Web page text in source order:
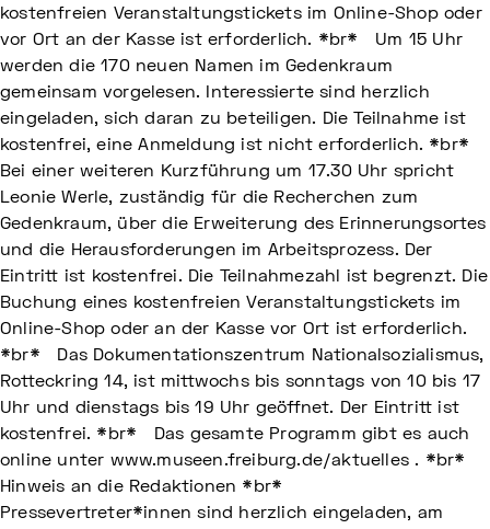
kostenfreien Veranstaltungstickets im Online-Shop oder
vor Ort an der Kasse ist erforderlich. *br* Um 15 Uhr
werden die 170 neuen Namen im Gedenkraum
gemeinsam vorgelesen. Interessierte sind herzlich
eingeladen, sich daran zu beteiligen. Die Teilnahme ist
kostenfrei, eine Anmeldung ist nicht erforderlich. *br*
Bei einer weiteren Kurzführung um 17.30 Uhr spricht
Leonie Werle, zuständig für die Recherchen zum
Gedenkraum, über die Erweiterung des Erinnerungsortes
und die Herausforderungen im Arbeitsprozess. Der
Eintritt ist kostenfrei. Die Teilnahmezahl ist begrenzt. Die
Buchung eines kostenfreien Veranstaltungstickets im
Online-Shop oder an der Kasse vor Ort ist erforderlich.
*br* Das Dokumentationszentrum Nationalsozialismus,
Rotteckring 14, ist mittwochs bis sonntags von 10 bis 17
Uhr und dienstags bis 19 Uhr geöffnet. Der Eintritt ist
kostenfrei. *br* Das gesamte Programm gibt es auch
online unter www.museen.freiburg.de/aktuelles . *br*
Hinweis an die Redaktionen *br*
Pressevertreter*innen sind herzlich eingeladen, am